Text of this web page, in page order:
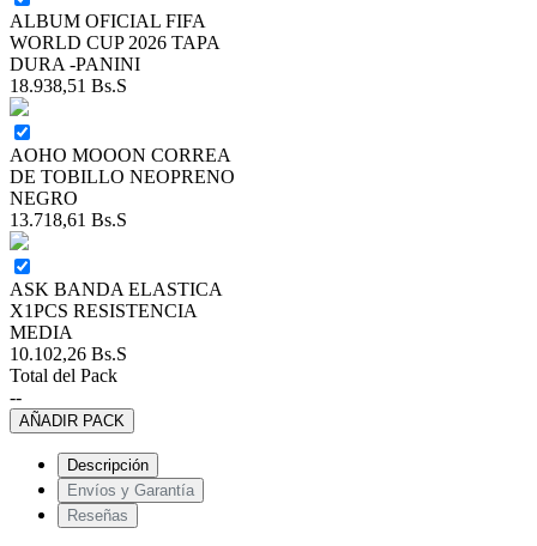
ALBUM OFICIAL FIFA
WORLD CUP 2026 TAPA
DURA -PANINI
18.938,51 Bs.S
AOHO MOOON CORREA
DE TOBILLO NEOPRENO
NEGRO
13.718,61 Bs.S
ASK BANDA ELASTICA
X1PCS RESISTENCIA
MEDIA
10.102,26 Bs.S
Total del Pack
--
AÑADIR PACK
Descripción
Envíos y Garantía
Reseñas